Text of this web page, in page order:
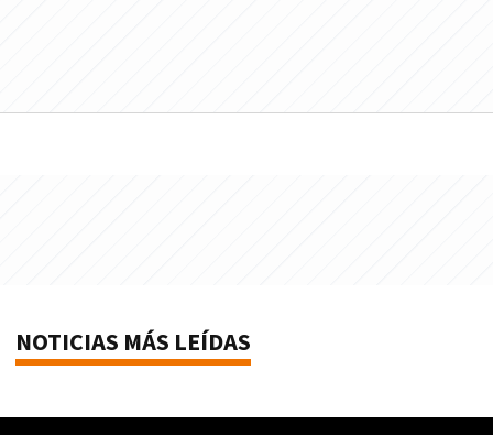
NOTICIAS MÁS LEÍDAS